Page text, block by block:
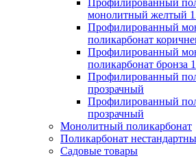
Профилированный
монолитный желтый
Профилированный
поликарбонат
Профилированный
поликарбонат бронза
Профилированный
прозрачный
Профилированный
прозрачный
Монолитный поликарбонат
Поликарбонат
Садовые товары